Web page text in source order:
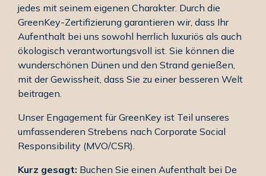
jedes mit seinem eigenen Charakter. Durch die
GreenKey-Zertifizierung garantieren wir, dass Ihr
Aufenthalt bei uns sowohl herrlich luxuriös als auch
ökologisch verantwortungsvoll ist. Sie können die
wunderschönen Dünen und den Strand genießen,
mit der Gewissheit, dass Sie zu einer besseren Welt
beitragen.
Unser Engagement für GreenKey ist Teil unseres
umfassenderen Strebens nach Corporate Social
Responsibility (MVO/CSR).
Kurz gesagt: Buchen Sie einen Aufenthalt bei De